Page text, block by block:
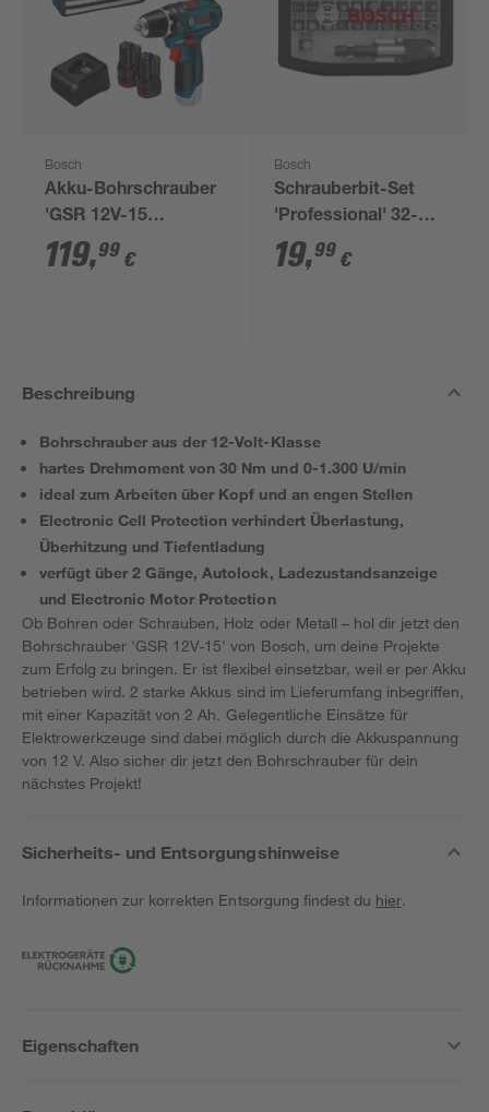
Bosch
Akku-Bohrschrauber
'GSR 12V-15
Professional' mit 2
Akkus, Tasche und
119,99 €
Bosch
Schrauberbit-Set
'Professional' 32-
teilig
19,99 €
Beschreibung
Bohrschrauber aus der 12-Volt-Klasse
hartes Drehmoment von 30 Nm und 0-1.300 U/min
ideal zum Arbeiten über Kopf und an engen Stellen
Electronic Cell Protection verhindert Überlastung,
Überhitzung und Tiefentladung
verfügt über 2 Gänge, Autolock, Ladezustandsanzeige
und Electronic Motor Protection
Ob Bohren oder Schrauben, Holz oder Metall – hol dir jetzt den
Bohrschrauber 'GSR 12V-15' von Bosch, um deine Projekte
zum Erfolg zu bringen. Er ist flexibel einsetzbar, weil er per Akku
betrieben wird. 2 starke Akkus sind im Lieferumfang inbegriffen,
mit einer Kapazität von 2 Ah. Gelegentliche Einsätze für
Elektrowerkzeuge sind dabei möglich durch die Akkuspannung
von 12 V. Also sicher dir jetzt den Bohrschrauber für dein
nächstes Projekt!
Sicherheits- und Entsorgungshinweise
Informationen zur korrekten Entsorgung findest du hier.
Eigenschaften